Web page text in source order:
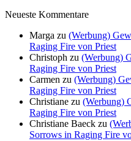
Neueste Kommentare
Marga zu (Werbung)
Raging Fire von Priest
Christoph zu (Werbung)
Raging Fire von Priest
Carmen zu (Werbung)
Raging Fire von Priest
Christiane zu (Werbung)
Raging Fire von Priest
Christiane Baeck zu
Sorrows in Raging Fire